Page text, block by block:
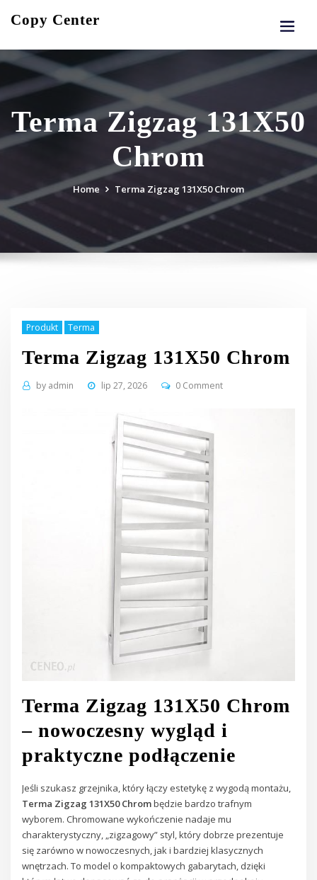
Copy Center
Terma Zigzag 131X50
Chrom
Home Terma Zigzag 131X50 Chrom
Produkt Terma
Terma Zigzag 131X50 Chrom
by admin lip 27, 2026 0 Comment
Terma Zigzag 131X50 Chrom
– nowoczesny wygląd i
praktyczne podłączenie
Jeśli szukasz grzejnika, który łączy estetykę z wygodą montażu,
Terma Zigzag 131X50 Chrombędzie bardzo trafnym
wyborem. Chromowane wykończenie nadaje mu
charakterystyczny, „zigzagowy” styl, który dobrze prezentuje
się zarówno w nowoczesnych, jak i bardziej klasycznych
wnętrzach. To model o kompaktowych gabarytach, dzięki